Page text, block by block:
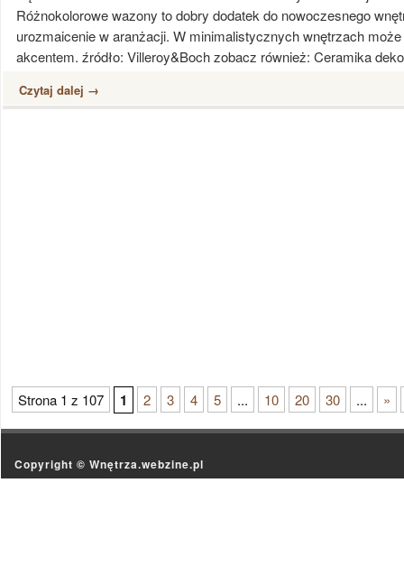
Różnokolorowe wazony to dobry dodatek do nowoczesnego
urozmaicenie w aranżacji. W minimalistycznych wnętrzach
akcentem. źródło: Villeroy&Boch zobacz również: Ceramika
Czytaj dalej →
Strona 1 z 107 1 2 3 4 5 ... 10 20 30 ... »
Copyright © Wnętrza.webzine.pl